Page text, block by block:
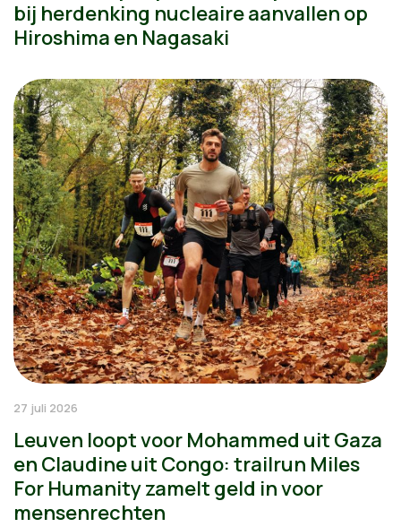
bij herdenking nucleaire aanvallen op
Hiroshima en Nagasaki
27 juli 2026
Leuven loopt voor Mohammed uit Gaza
en Claudine uit Congo: trailrun Miles
For Humanity zamelt geld in voor
mensenrechten